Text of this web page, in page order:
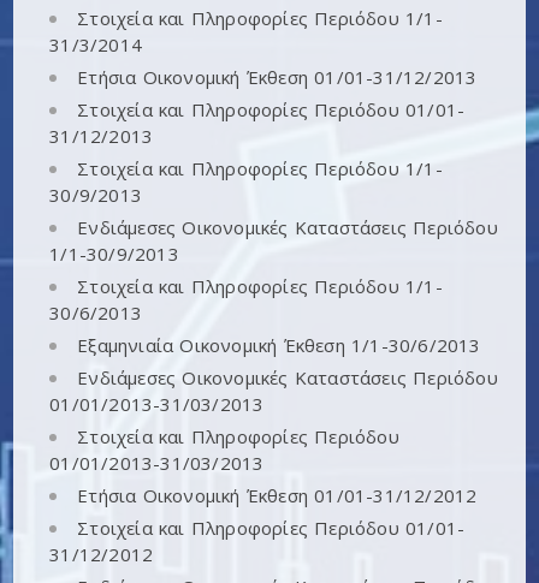
Στοιχεία και Πληροφορίες Περιόδου 1/1-
31/3/2014
Ετήσια Οικονομική Έκθεση 01/01-31/12/2013
Στοιχεία και Πληροφορίες Περιόδου 01/01-
31/12/2013
Στοιχεία και Πληροφορίες Περιόδου 1/1-
30/9/2013
Ενδιάμεσες Οικονομικές Καταστάσεις Περιόδου
1/1-30/9/2013
Στοιχεία και Πληροφορίες Περιόδου 1/1-
30/6/2013
Εξαμηνιαία Οικονομική Έκθεση 1/1-30/6/2013
Ενδιάμεσες Οικονομικές Καταστάσεις Περιόδου
01/01/2013-31/03/2013
Στοιχεία και Πληροφορίες Περιόδου
01/01/2013-31/03/2013
Ετήσια Οικονομική Έκθεση 01/01-31/12/2012
Στοιχεία και Πληροφορίες Περιόδου 01/01-
31/12/2012